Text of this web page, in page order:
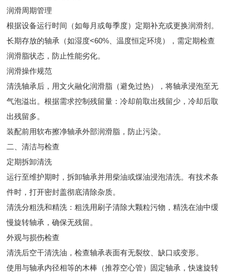
润滑周期管理
根据设备运行时间（如每月或每季度）定期补充或更换润滑剂。
长期存放的轴承（如湿度<60%、温度恒定环境），需定期检查
润滑脂状态，防止性能劣化。
润滑操作规范
清洗轴承后，用文火融化润滑脂（避免过热），将轴承浸泡至无
气泡溢出。根据需求控制残留量：冷却前取出残留少，冷却后取
出残留多。
装配前用软布擦净轴承外部润滑脂，防止污染。
二、清洁与检查
定期拆卸清洗
运行至维护期时，拆卸轴承并用柴油或煤油浸泡清洗。有技术条
件时，打开密封盖彻底清除杂质。
清洗分粗洗和精洗：粗洗用刷子清除大颗粒污物，精洗在油中缓
慢旋转轴承，确保无残留。
外观与损伤检查
清洗后空干清洗油，检查轴承表面有无裂纹、缺口或变形。
使用与轴承内径相等的木棒（推荐空心管）固定轴承，快速旋转